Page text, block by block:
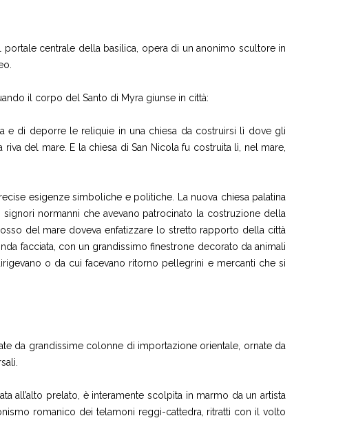
centrale della basilica, opera di un anonimo scultore in
il corpo del Santo di Myra giunse in città:
e di deporre le reliquie in una chiesa da costruirsi lì dove gli
del mare. E la chiesa di San Nicola fu costruita lì, nel mare,
esigenze simboliche e politiche. La nuova chiesa palatina
normanni che avevano patrocinato la costruzione della
del mare doveva enfatizzare lo stretto rapporto della città
facciata, con un grandissimo finestrone decorato da animali
o da cui facevano ritorno pellegrini e mercanti che si
da grandissime colonne di importazione orientale, ornate da
all’alto prelato, è interamente scolpita in marmo da un artista
romanico dei telamoni reggi-cattedra, ritratti con il volto